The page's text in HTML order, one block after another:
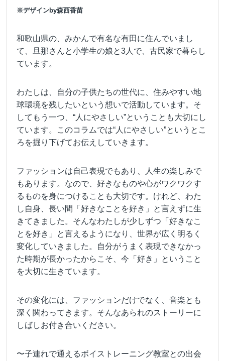
※デザインby森西香苗
和歌山県の、みかんで有名な有田に住んでいまし
て、旦那さんと小学生の娘と3人で、古民家で暮らし
ています。
わたしは、自分の子供たちの世代に、住みやすい地
球環境を残したいという想いで活動しています。 そ
してもう一つ、“人にやさしい”ということも大切にし
ています。このコラムでは“人にやさしい”というとこ
ろを掘り下げてお伝えしていきます。
ファッションは自己表現でもあり、人生の楽しみで
もあります。なので、好きなものや心がワクワクす
るものを身につけることも大切です。けれど、わた
し自身、長い間「好きなことを好き」と言えずに生
きてきました。そんなわたしが少しずつ「好きなこ
とを好き」と言えるようになり、世界が広く明るく
変化していきました。自分がうまく表現できなかっ
た時期が長かったからこそ、今「好き」ということ
を大切に生きています。
その変化には、ファッションだけでなく、音楽とも
深く関わってきます。そんなあられのストーリーに
しばしお付き合いください。
〜子連れで通えるボイストレーニング教室との出会